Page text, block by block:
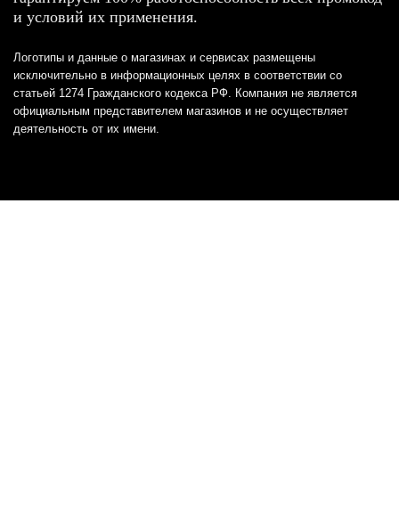
и условий их применения.
Логотипы и данные о магазинах и сервисах размещены
исключительно в информационных целях в соответствии со
статьей 1274 Гражданского кодекса РФ. Компания не является
официальным представителем магазинов и не осуществляет
деятельность от их имени.